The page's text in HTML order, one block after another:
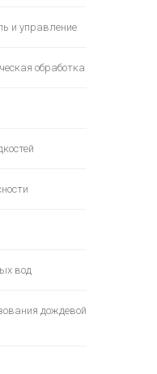
и управление
обработка
вод
дождевой